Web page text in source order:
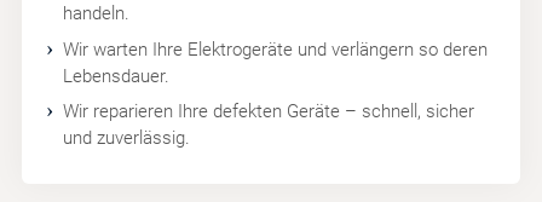
handeln.
Wir warten Ihre Elektrogeräte und verlängern so deren
Lebensdauer.
Wir reparieren Ihre defekten Geräte – schnell, sicher
und zuverlässig.